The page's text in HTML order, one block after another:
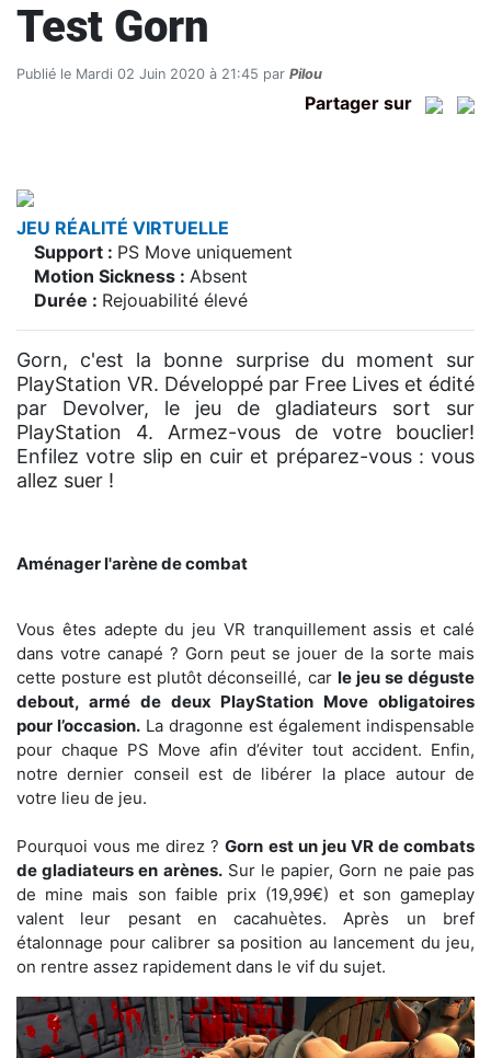
Test Gorn
Publié le Mardi 02 Juin 2020 à 21:45 par Pilou
Partager sur
JEU RÉALITÉ VIRTUELLE
Support : PS Move uniquement
Motion Sickness : Absent
Durée : Rejouabilité élevé
Gorn, c'est la bonne surprise du moment sur
PlayStation VR. Développé par Free Lives et édité
par Devolver, le jeu de gladiateurs sort sur
PlayStation 4. Armez-vous de votre bouclier!
Enfilez votre slip en cuir et préparez-vous : vous
allez suer !
Aménager l'arène de combat
Vous êtes adepte du jeu VR tranquillement assis et calé
dans votre canapé ? Gorn peut se jouer de la sorte mais
cette posture est plutôt déconseillé, car le jeu se déguste
debout, armé de deux PlayStation Move obligatoires
pour l’occasion. La dragonne est également indispensable
pour chaque PS Move afin d’éviter tout accident. Enfin,
notre dernier conseil est de libérer la place autour de
votre lieu de jeu.
Pourquoi vous me direz ?Gorn est un jeu VR de combats
de gladiateurs en arènes.Sur le papier, Gorn ne paie pas
de mine mais son faible prix (19,99€) et son gameplay
valent leur pesant en cacahuètes. Après un bref
étalonnage pour calibrer sa position au lancement du jeu,
on rentre assez rapidement dans le vif du sujet.